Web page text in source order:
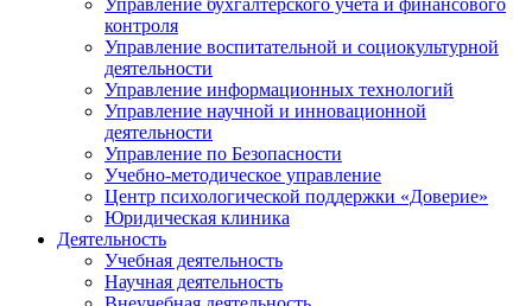
контроля
Управление воспитательной и социокультурной
деятельности
Управление информационных технологий
Управление научной и инновационной
деятельности
Управление по Безопасности
Учебно-методическое управление
Центр психологической поддержки «Доверие»
Юридическая клиника
Деятельность
Учебная деятельность
Научная деятельность